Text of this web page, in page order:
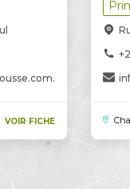
VOIR FICHE